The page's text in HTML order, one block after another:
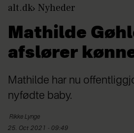
alt.dk Nyheder
Mathilde
afslører
Mathilde har nu
nyfødte baby.
Rikke Lynge
25. Oct 2021 - 09:49